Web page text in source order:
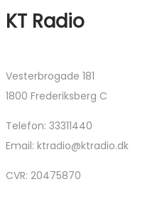
KT Radio
Vesterbrogade 181
1800 Frederiksberg C
Telefon: 33311440
Email: ktradio@ktradio.dk
CVR: 20475870